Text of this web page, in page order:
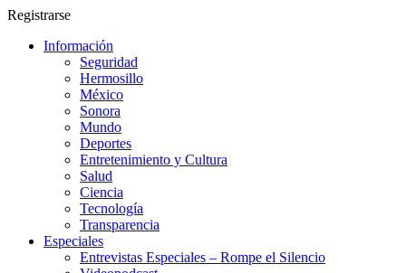
Registrarse
Información
Seguridad
Hermosillo
México
Sonora
Mundo
Deportes
Entretenimiento y Cultura
Salud
Ciencia
Tecnología
Transparencia
Especiales
Entrevistas Especiales – Rompe el Silencio